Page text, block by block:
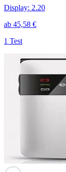
Display: 2.20
ab 45,58 €
1 Test